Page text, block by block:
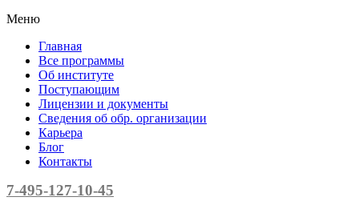
Меню
Главная
Все программы
Об институте
Поступающим
Лицензии и документы
Сведения об обр. организации
Карьера
Блог
Контакты
7-495-127-10-45